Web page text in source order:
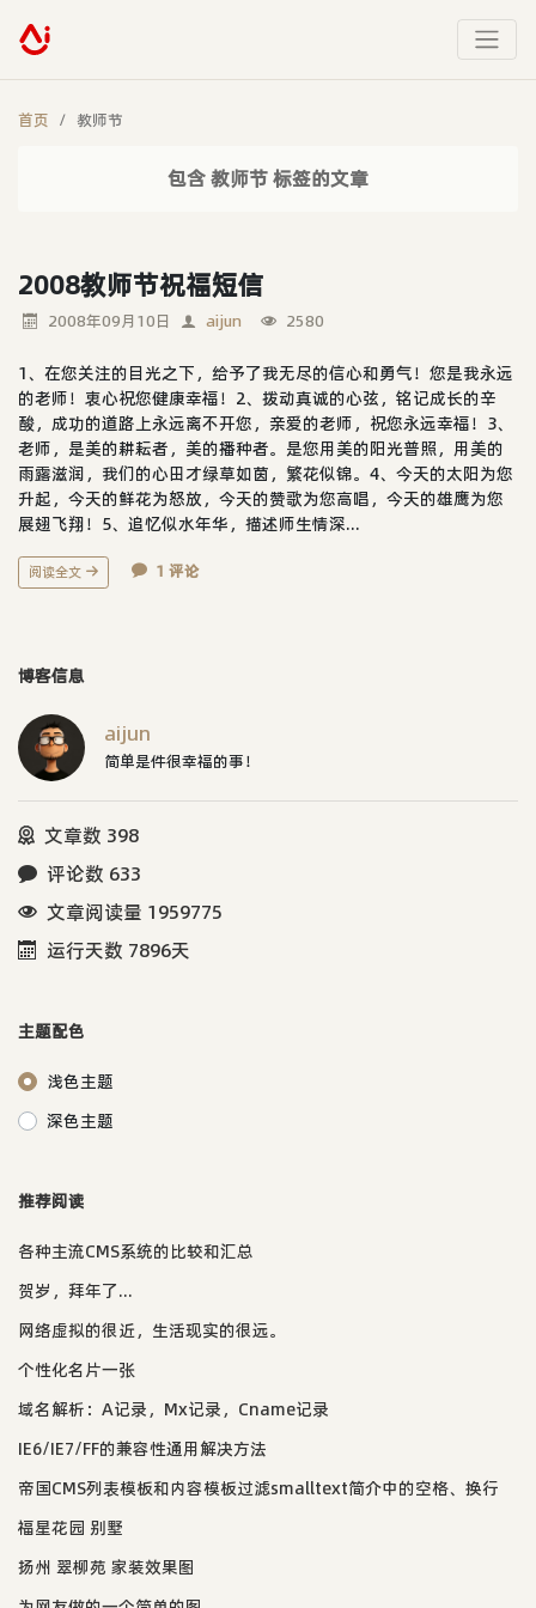
首页 教师节
包含 教师节 标签的文章
2008教师节祝福短信
2008年09月10日 aijun 2580
1、在您关注的目光之下，给予了我无尽的信心和勇气！您是我永远
的老师！衷心祝您健康幸福！2、拨动真诚的心弦，铭记成长的辛
酸，成功的道路上永远离不开您，亲爱的老师，祝您永远幸福！3、
老师，是美的耕耘者，美的播种者。是您用美的阳光普照，用美的
雨露滋润，我们的心田才绿草如茵，繁花似锦。4、今天的太阳为您
升起，今天的鲜花为怒放，今天的赞歌为您高唱，今天的雄鹰为您
展翅飞翔！5、追忆似水年华，描述师生情深...
阅读全文 1 评论
博客信息
aijun
简单是件很幸福的事！
文章数 398
评论数 633
文章阅读量 1959775
运行天数 7896天
主题配色
浅色主题
深色主题
推荐阅读
各种主流CMS系统的比较和汇总
贺岁，拜年了...
网络虚拟的很近，生活现实的很远。
个性化名片一张
域名解析：A记录，Mx记录，Cname记录
IE6/IE7/FF的兼容性通用解决方法
帝国CMS列表模板和内容模板过滤smalltext简介中的空格、换行
福星花园 别墅
扬州 翠柳苑 家装效果图